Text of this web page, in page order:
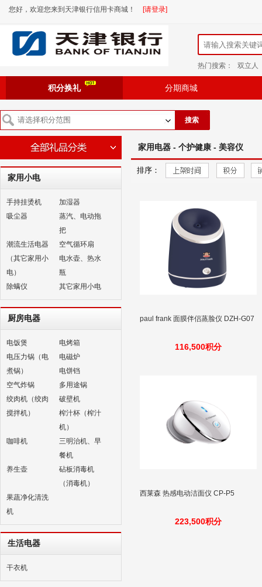
您好，欢迎您来到天津银行信用卡商城！ [请登录]
热门搜索： 双立人
积分换礼 分期商城
搜索
家用小电
手持挂烫机
加湿器
吸尘器
蒸汽、电动拖
把
潮流生活电器
（其它家用小
电）
空气循环扇
电水壶、热水
瓶
除螨仪
其它家用小电
厨房电器
电饭煲
电烤箱
电压力锅（电
煮锅）
电磁炉
电饼铛
空气炸锅
多用途锅
绞肉机（绞肉
搅拌机）
破壁机
榨汁杯（榨汁
机）
咖啡机
三明治机、早
餐机
养生壶
砧板消毒机
（消毒机）
果蔬净化清洗
机
生活电器
干衣机
家用电器 - 个护健康 - 美容仪
排序：
paul frank 面膜伴侣蒸脸仪 DZH-G07
116,500积分
西莱森 热感电动洁面仪 CP-P5
223,500积分